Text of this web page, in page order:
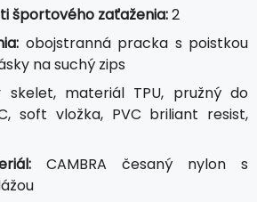
športového zaťaženia:2
obojstranná pracka s poistkou
na suchý zips
skelet, materiál TPU, pružný do
soft vložka, PVC briliant resist,
CAMBRA česaný nylon s